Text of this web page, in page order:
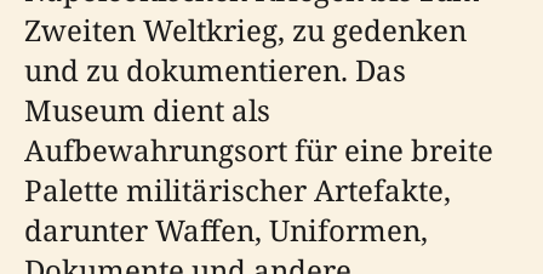
Zweiten Weltkrieg, zu gedenken
und zu dokumentieren. Das
Museum dient als
Aufbewahrungsort für eine breite
Palette militärischer Artefakte,
darunter Waffen, Uniformen,